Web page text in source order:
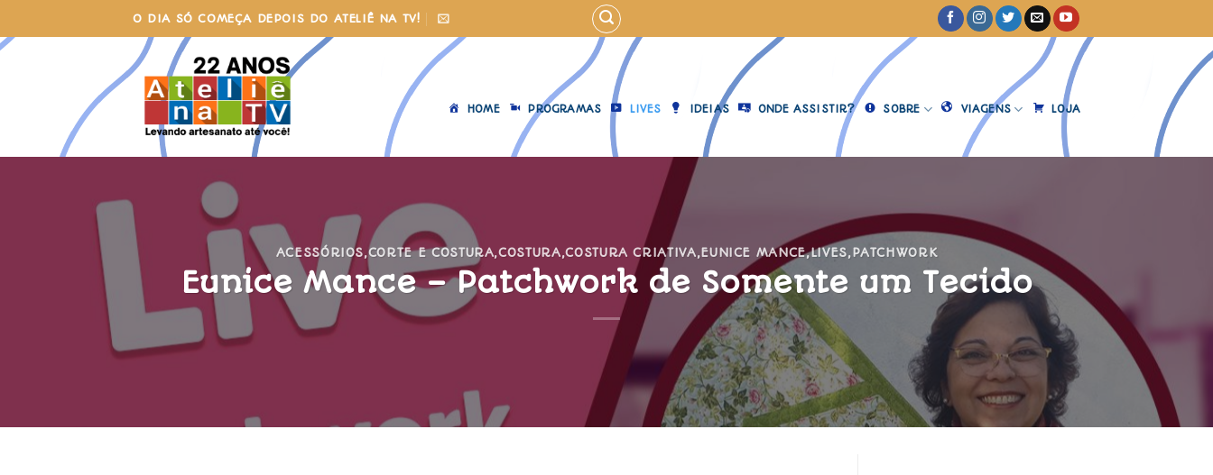
to
content
O DIA SÓ COMEÇA DEPOIS DO ATELIÊ NA TV!
HOME PROGRAMAS LIVES IDEIAS ONDE ASSISTIR? SOBRE VIAGENS LOJA
ACESSÓRIOS,CORTE E COSTURA,COSTURA,COSTURA CRIATIVA,EUNICE MANCE,LIVES,PATCHWORK
Eunice Mance – Patchwork de Somente um Tecido